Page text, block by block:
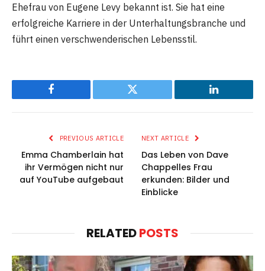
Ehefrau von Eugene Levy bekannt ist. Sie hat eine
erfolgreiche Karriere in der Unterhaltungsbranche und
führt einen verschwenderischen Lebensstil.
Facebook Twitter LinkedIn
PREVIOUS ARTICLE
Emma Chamberlain hat
ihr Vermögen nicht nur
auf YouTube aufgebaut
NEXT ARTICLE
Das Leben von Dave
Chappelles Frau
erkunden: Bilder und
Einblicke
RELATEDPOSTS